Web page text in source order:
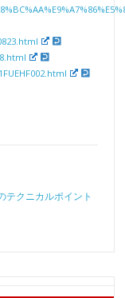
テクニカルポイント